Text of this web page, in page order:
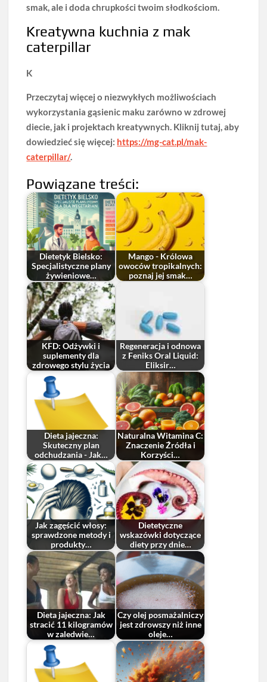
smak, ale i doda chrupkości twoim słodkościom.
Kreatywna kuchnia z mak
caterpillar
K
Przeczytaj więcej o niezwykłych możliwościach
wykorzystania gąsienic maku zarówno w zdrowej
diecie, jak i projektach kreatywnych. Kliknij tutaj, aby
dowiedzieć się więcej: https://mg-cat.pl/mak-
caterpillar/.
Powiązane treści:
Dietetyk Bielsko:
Specjalistyczne plany
żywieniowe…
Mango - Królowa
owoców tropikalnych:
poznaj jej smak…
KFD: Odżywki i
suplementy dla
zdrowego stylu życia
Regeneracja i odnowa
z Feniks Oral Liquid:
Eliksir…
Dieta jajeczna:
Skuteczny plan
odchudzania - Jak…
Naturalna Witamina C:
Znaczenie Źródła i
Korzyści…
Jak zagęścić włosy:
sprawdzone metody i
produkty…
Dietetyczne
wskazówki dotyczące
diety przy dnie…
Dieta jajeczna: Jak
stracić 11 kilogramów
w zaledwie…
Czy olej posmażalniczy
jest zdrowszy niż inne
oleje…